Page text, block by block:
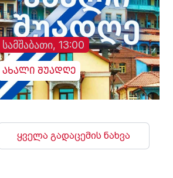
სამშაბათი, 13:00
ახალი შუადღე
ყველა გადაცემის ნახვა